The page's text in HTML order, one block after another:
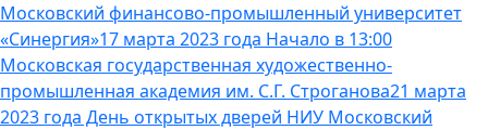
Московский финансово-промышленный университет
«Синергия»17 марта 2023 года Начало в 13:00
Московская государственная художественно-
промышленная академия им. С.Г. Строганова21 марта
2023 года День открытых дверей НИУ Московский